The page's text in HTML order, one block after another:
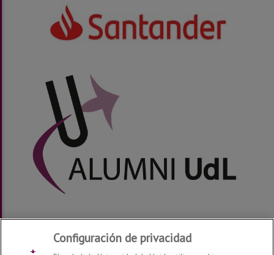
Configuración de privacidad